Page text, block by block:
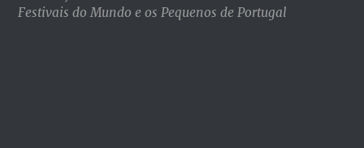
Festivais do Mundo e os Pequenos de Portugal